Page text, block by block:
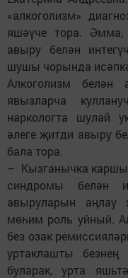
«алкоголизм»
яшәүче тора. Әмма,
авыру белән
шушы чорында
Алкоголизм
явызларча
наркологта шулай
әлеге җитди авыру
бала тора.
– Кызганычка каршы,
синдромы белән
авыруларын аңлау
мөһим роль уйный.
без озак
уртаклашты безнең
буларак, урта